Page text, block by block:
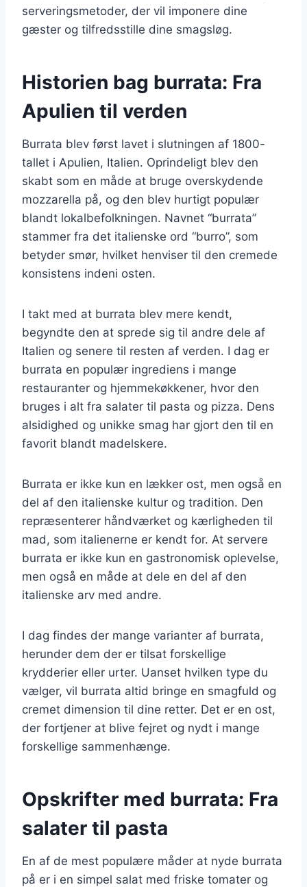
serveringsmetoder, der vil imponere dine
gæster og tilfredsstille dine smagsløg.
Historien bag burrata: Fra
Apulien til verden
Burrata blev først lavet i slutningen af 1800-
tallet i Apulien, Italien. Oprindeligt blev den
skabt som en måde at bruge overskydende
mozzarella på, og den blev hurtigt populær
blandt lokalbefolkningen. Navnet “burrata”
stammer fra det italienske ord “burro”, som
betyder smør, hvilket henviser til den cremede
konsistens indeni osten.
I takt med at burrata blev mere kendt,
begyndte den at sprede sig til andre dele af
Italien og senere til resten af verden. I dag er
burrata en populær ingrediens i mange
restauranter og hjemmekøkkener, hvor den
bruges i alt fra salater til pasta og pizza. Dens
alsidighed og unikke smag har gjort den til en
favorit blandt madelskere.
Burrata er ikke kun en lækker ost, men også en
del af den italienske kultur og tradition. Den
repræsenterer håndværket og kærligheden til
mad, som italienerne er kendt for. At servere
burrata er ikke kun en gastronomisk oplevelse,
men også en måde at dele en del af den
italienske arv med andre.
I dag findes der mange varianter af burrata,
herunder dem der er tilsat forskellige
krydderier eller urter. Uanset hvilken type du
vælger, vil burrata altid bringe en smagfuld og
cremet dimension til dine retter. Det er en ost,
der fortjener at blive fejret og nydt i mange
forskellige sammenhænge.
Opskrifter med burrata: Fra
salater til pasta
En af de mest populære måder at nyde burrata
på er i en simpel salat med friske tomater og